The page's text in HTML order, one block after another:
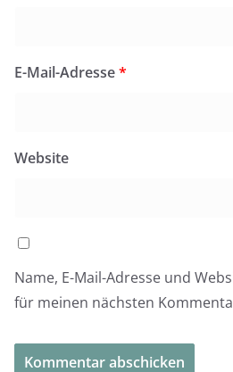
E-Mail-Adresse*
Website
Name, E-Mail-Adresse und
für meinen nächsten